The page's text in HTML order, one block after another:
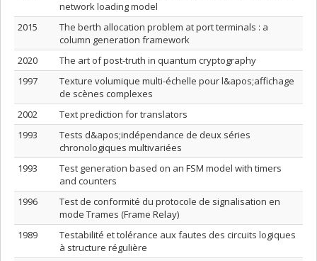
network loading model
2015
The berth allocation problem at port terminals : a
column generation framework
2020
The art of post-truth in quantum cryptography
1997
Texture volumique multi-échelle pour l&apos;affichage
de scènes complexes
2002
Text prediction for translators
1993
Tests d&apos;indépendance de deux séries
chronologiques multivariées
1993
Test generation based on an FSM model with timers
and counters
1996
Test de conformité du protocole de signalisation en
mode Trames (Frame Relay)
1989
Testabilité et tolérance aux fautes des circuits logiques
à structure régulière